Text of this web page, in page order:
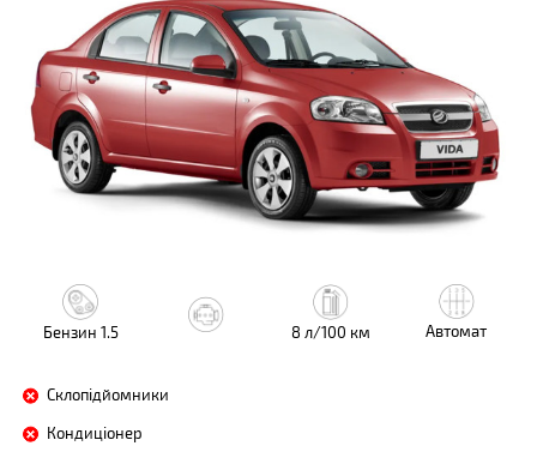
Бензин 1.5 8 л/100 км Автомат
Склопідйомники
Кондиціонер